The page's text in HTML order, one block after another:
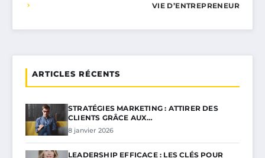
VIE D’ENTREPRENEUR
ARTICLES RÉCENTS
STRATÉGIES MARKETING : ATTIRER DES
CLIENTS GRÂCE AUX…
8 janvier 2026
LEADERSHIP EFFICACE : LES CLÉS POUR